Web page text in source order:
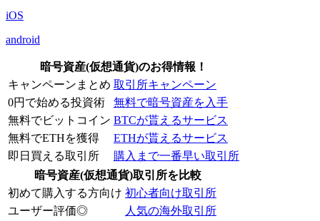
iOS
android
暗号資産(仮想通貨)のお得情報！
キャンペーンまとめ 取引所キャンペーン
0円で始める投資術
無料で暗号資産を入手
無料でビットコイン BTCが貰えるサービス
無料でETHを獲得
ETHが貰えるサービス
即日買える取引所
購入まで一番早い取引所
暗号資産(仮想通貨)取引所を比較
初めて購入する方向け 初心者向け取引所
ユーザー評価◎
人気の海外取引所